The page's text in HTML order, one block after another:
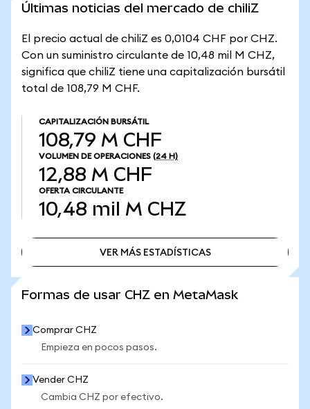
Últimas noticias del mercado de chiliZ
El precio actual de chiliZ es 0,0104 CHF por CHZ.
Con un suministro circulante de 10,48 mil M CHZ,
significa que chiliZ tiene una capitalización bursátil
total de 108,79 M CHF.
CAPITALIZACIÓN BURSÁTIL
108,79 M CHF
VOLUMEN DE OPERACIONES (24 H)
12,88 M CHF
OFERTA CIRCULANTE
10,48 mil M CHZ
VER MÁS ESTADÍSTICAS
Formas de usar CHZ en MetaMask
Comprar CHZ
Empieza en pocos pasos.
Vender CHZ
Cambia CHZ por efectivo.